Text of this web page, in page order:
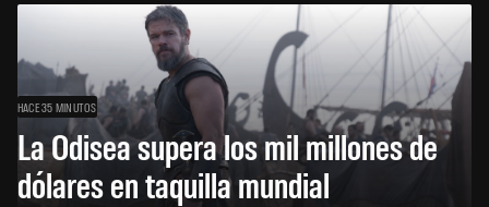
HACE 35 MINUTOS
La Odisea supera los mil millones de
dólares en taquilla mundial